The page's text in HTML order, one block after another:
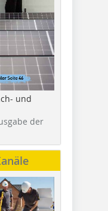
und
der